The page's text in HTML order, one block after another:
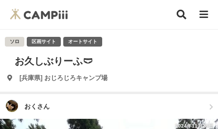
ソロ 区画サイト オートサイト
お久しぶりーふ🩲
[兵庫県] おじろじろキャンプ場
おくさん
2024年11月28日